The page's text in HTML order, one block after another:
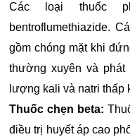
Các loại thuốc
bentroflumethiazide.
gồm chóng mặt khi
thường xuyên và
lượng kali và natri thấp
Thuốc chẹn beta:
điều trị huyết áp cao